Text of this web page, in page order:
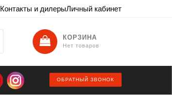
Контакты и дилерыЛичный кабинет
КОРЗИНА
Нет товаров
ОБРАТНЫЙ ЗВОНОК